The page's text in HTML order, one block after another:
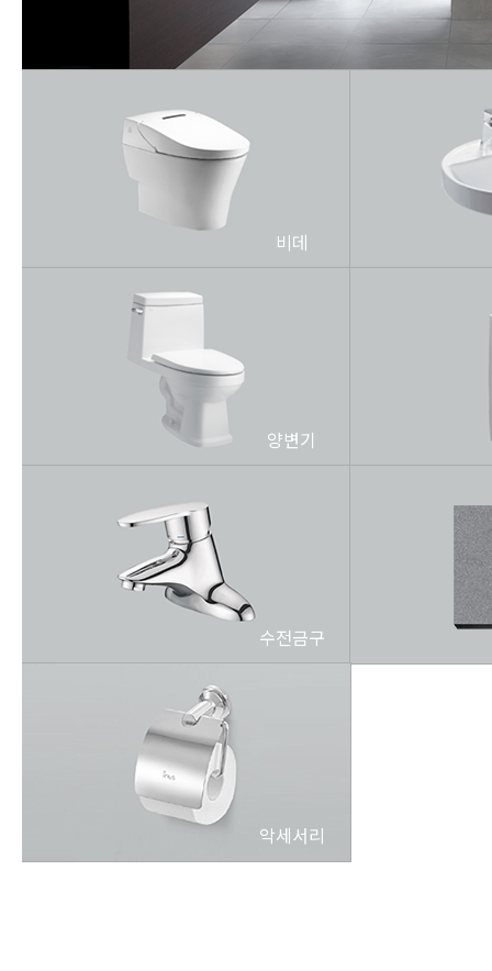
비데
양변기
수전금구
악세서리